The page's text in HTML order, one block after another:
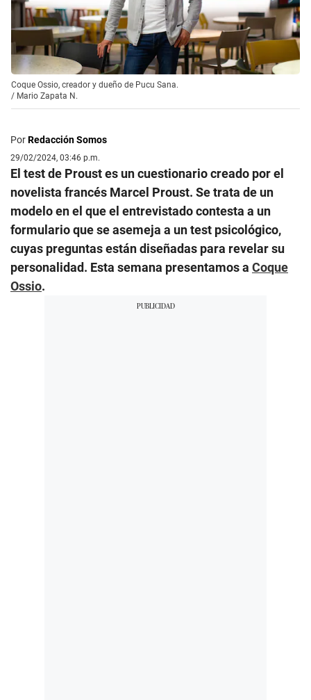
Coque Ossio, creador y dueño de Pucu Sana.
/ Mario Zapata N.
PorRedacción Somos
29/02/2024, 03:46 p.m.
El test de Proust es un cuestionario creado por el
novelista francés Marcel Proust. Se trata de un
modelo en el que el entrevistado contesta a un
formulario que se asemeja a un test psicológico,
cuyas preguntas están diseñadas para revelar su
personalidad. Esta semana presentamos a Coque
Ossio.